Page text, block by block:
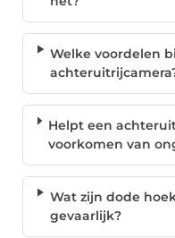
Welke voordelen
Helpt een
voorkomen van
Wat zijn dode
gevaarlijk?